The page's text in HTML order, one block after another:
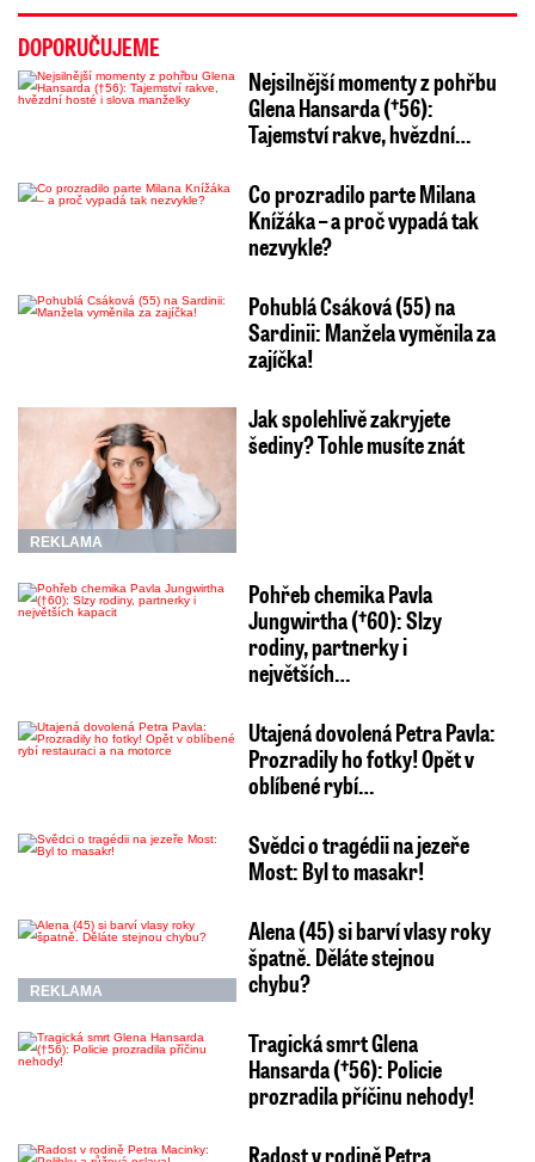
DOPORUČUJEME
Nejsilnější momenty z pohřbu
Glena Hansarda (†56):
Tajemství rakve, hvězdní…
Co prozradilo parte Milana
Knížáka – a proč vypadá tak
nezvykle?
Pohublá Csáková (55) na
Sardinii: Manžela vyměnila za
zajíčka!
REKLAMA
Jak spolehlivě zakryjete
šediny? Tohle musíte znát
Pohřeb chemika Pavla
Jungwirtha (†60): Slzy
rodiny, partnerky i
největších…
Utajená dovolená Petra Pavla:
Prozradily ho fotky! Opět v
oblíbené rybí…
Svědci o tragédii na jezeře
Most: Byl to masakr!
REKLAMA
Alena (45) si barví vlasy roky
špatně. Děláte stejnou
chybu?
Tragická smrt Glena
Hansarda (†56): Policie
prozradila příčinu nehody!
Radost v rodině Petra